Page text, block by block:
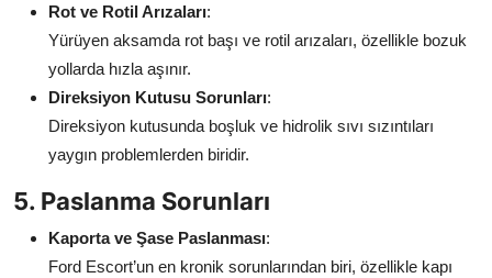
Rot ve Rotil Arızaları:
Yürüyen aksamda rot başı ve rotil arızaları, özellikle bozuk
yollarda hızla aşınır.
Direksiyon Kutusu Sorunları:
Direksiyon kutusunda boşluk ve hidrolik sıvı sızıntıları
yaygın problemlerden biridir.
5. Paslanma Sorunları
Kaporta ve Şase Paslanması:
Ford Escort’un en kronik sorunlarından biri, özellikle kapı